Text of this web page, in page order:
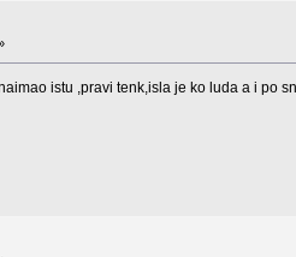
istu ,pravi tenk,isla je ko luda a i po